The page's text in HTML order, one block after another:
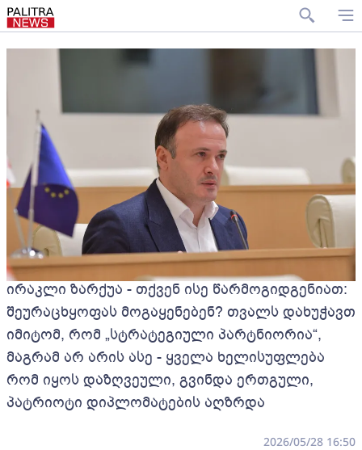
ირაკლი ზარქუა - თქვენ ისე წარმოგიდგენიათ:
შეურაცხყოფას მოგაყენებენ? თვალს დახუჭავთ
იმიტომ, რომ „სტრატეგიული პარტნიორია“,
მაგრამ არ არის ასე - ყველა ხელისუფლება
რომ იყოს დაზღვეული, გვინდა ერთგული,
პატრიოტი დიპლომატების აღზრდა
2026/05/28 16:50